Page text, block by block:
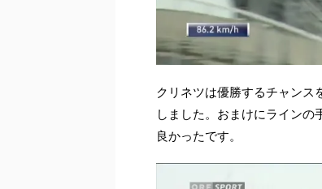
クリネツは優勝するチャンス
しました。おまけにライン
良かったです。